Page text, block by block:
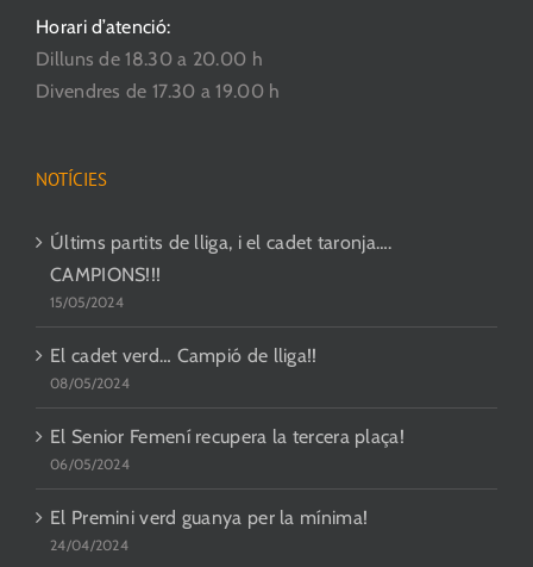
Horari d’atenció:
Dilluns de 18.30 a 20.00 h
Divendres de 17.30 a 19.00 h
NOTÍCIES
Últims partits de lliga, i el cadet taronja….
CAMPIONS!!!
15/05/2024
El cadet verd… Campió de lliga!!
08/05/2024
El Senior Femení recupera la tercera plaça!
06/05/2024
El Premini verd guanya per la mínima!
24/04/2024